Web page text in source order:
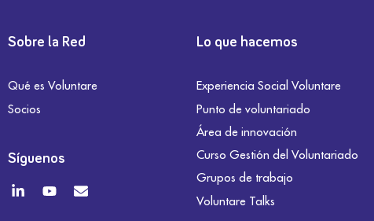
Sobre la Red
Qué es Voluntare
Socios
Síguenos
Lo que hacemos
Experiencia Social Voluntare
Punto de voluntariado
Área de innovación
Curso Gestión del Voluntariado
Grupos de trabajo
Voluntare Talks